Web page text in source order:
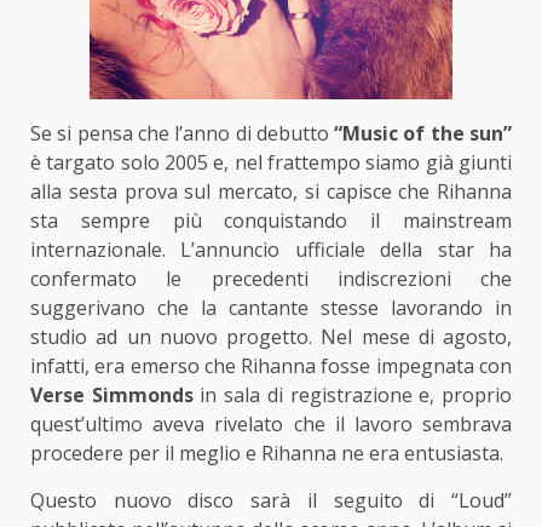
Se si pensa che l’anno di debutto“Music of the sun”
è targato solo 2005 e, nel frattempo siamo già giunti
alla sesta prova sul mercato, si capisce che Rihanna
sta sempre più conquistando il mainstream
internazionale. L’annuncio ufficiale della star ha
confermato le precedenti indiscrezioni che
suggerivano che la cantante stesse lavorando in
studio ad un nuovo progetto. Nel mese di agosto,
infatti, era emerso che Rihanna fosse impegnata con
Verse Simmonds in sala di registrazione e, proprio
quest’ultimo aveva rivelato che il lavoro sembrava
procedere per il meglio e Rihanna ne era entusiasta.
Questo nuovo disco sarà il seguito di “Loud”